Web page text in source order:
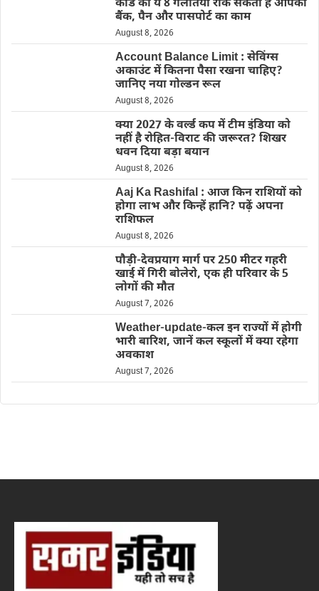
कार्ड की ये 8 गलतियां रोक सकती हैं आपका
बैंक, पैन और पासपोर्ट का काम
August 8, 2026
Account Balance Limit : सेविंग्स
अकाउंट में कितना पैसा रखना चाहिए?
जानिए नया गोल्डन रूल
August 8, 2026
क्या 2027 के वर्ल्ड कप में टीम इंडिया को
नहीं है रोहित-विराट की जरूरत? शिखर
धवन दिया बड़ा बयान
August 8, 2026
Aaj Ka Rashifal : आज किन राशियों को
होगा लाभ और किन्हें हानि? पढ़ें अपना
राशिफल
August 8, 2026
पौड़ी-देवप्रयाग मार्ग पर 250 मीटर गहरी
खाई में गिरी बोलेरो, एक ही परिवार के 5
लोगों की मौत
August 7, 2026
Weather-update-कल इन राज्यों में होगी
भारी बारिश, जानें कल स्कूलों में क्या रहेगा
अवकाश
August 7, 2026